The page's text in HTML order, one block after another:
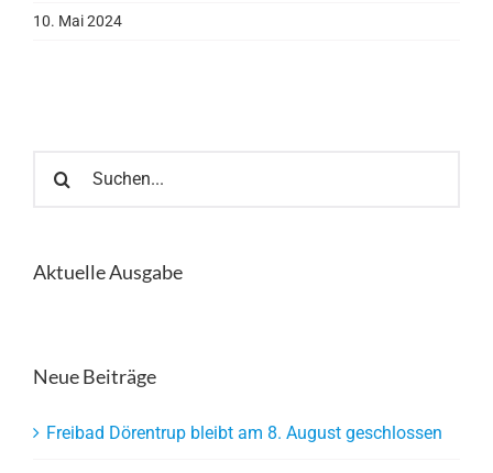
10. Mai 2024
nach:
Aktuelle Ausgabe
Neue Beiträge
Freibad Dörentrup bleibt am 8. August geschlossen